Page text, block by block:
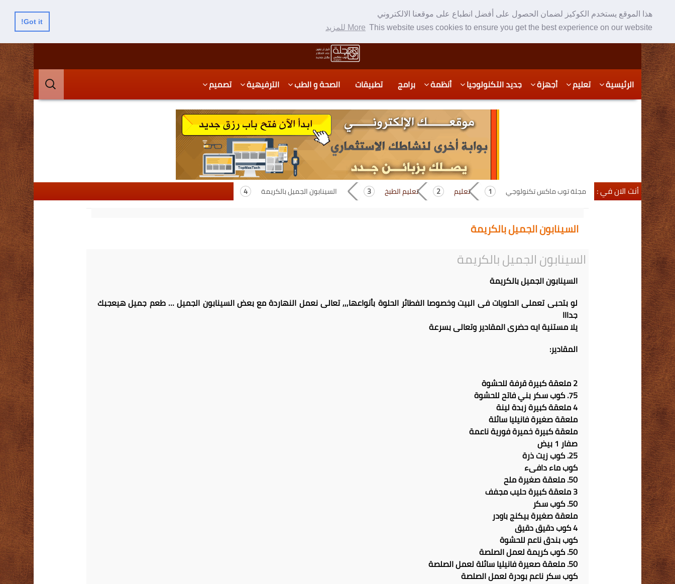
هذا الموقع يستخدم الكوكيز لضمان الحصول على أفضل انطباع على موقعنا الالكتروني
This website uses cookies to ensure you get the best experience on our website More للمزيد
Got it!
Skip
to
content
Skip
to
secondary
content
الرئيسية تعليم أجهزة جديد التكنولوجيا أنظمة برامج تطبيقات الصحة و الطب الترفيهية تصميم
البحث
عن:
أنت الان في : مجلة توب ماكس تكنولوجي تعليم تعليم الطبخ السينابون الجميل بالكريمة
السينابون الجميل بالكريمة
السينابون الجميل بالكريمة
السينابون الجميل بالكريمة
لو بتحبى تعملى الحلويات فى البيت وخصوصا الفطائر الحلوة بأنواعها,,, تعالى نعمل النهاردة مع بعض السينابون الجميل … طعم جميل هيعجبك
جدااا
يلا مستنية ايه حضرى المقادير وتعالى بسرعة
المقادير:
2 ملعقة كبيرة قرفة للحشوة
75. كوب سكر بني فاتح للحشوة
4 ملعقة كبيرة زبدة لينة
ملعقة صغيرة فانيليا سائلة
ملعقة كبيرة خميرة فورية ناعمة
صفار 1 بيض
25. كوب زيت ذرة
كوب ماء دافىء
50. ملعقة صغيرة ملح
3 ملعقة كبيرة حليب مجفف
50. كوب سكر
ملعقة صغيرة بيكنج باودر
4 كوب دقيق دقيق
كوب بندق ناعم للحشوة
50. كوب كريمة لعمل الصلصة
50. ملعقة صعيرة فانيليا سائلة لعمل الصلصة
كوب سكر ناعم بودرة لعمل الصلصة